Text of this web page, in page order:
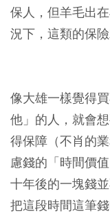
保人，但羊毛出
況下，這類的保
像大雄一樣覺得
他」的人，就會
得保障（不肖的
慮錢的「時間價
十年後的一塊錢
把這段時間這筆